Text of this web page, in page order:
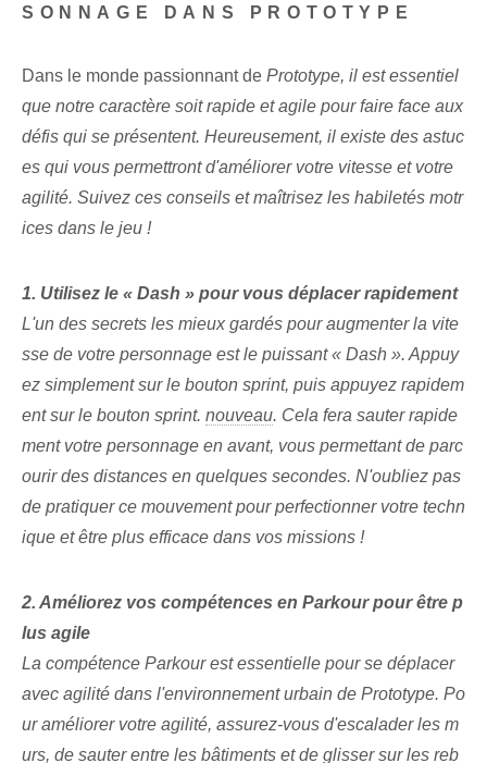
SONNAGE DANS PROTOTYPE
Dans le monde passionnant de Prototype, il est essentiel
que notre caractère soit rapide et agile pour faire face aux
défis qui se présentent. Heureusement, il existe des astuc
es qui vous permettront d'améliorer votre vitesse et votre
agilité. Suivez ces conseils et maîtrisez les habiletés motr
ices dans le jeu !
1. Utilisez le « Dash » pour vous déplacer rapidement
L'un des secrets les mieux gardés⁢ pour augmenter la vite
sse de votre personnage est le puissant « Dash ». Appuy
ez simplement sur le bouton sprint, puis appuyez rapidem
ent sur le bouton sprint. nouveau. Cela fera sauter rapide
ment votre personnage en avant, vous permettant de parc
ourir des distances en quelques secondes. N'oubliez pas
de pratiquer ce mouvement pour perfectionner votre techn
ique et être plus efficace dans vos missions !
2. Améliorez vos compétences en Parkour pour être p
lus agile
La compétence Parkour est essentielle pour se déplacer
avec agilité dans l'environnement urbain de Prototype. Po
ur améliorer votre agilité, assurez-vous d'escalader les m
urs, de sauter entre les bâtiments et de glisser sur les reb